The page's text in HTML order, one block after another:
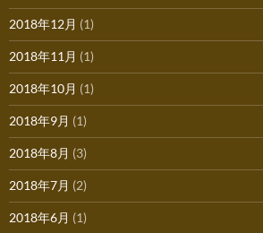
2018年12月 (1)
2018年11月 (1)
2018年10月 (1)
2018年9月 (1)
2018年8月 (3)
2018年7月 (2)
2018年6月 (1)